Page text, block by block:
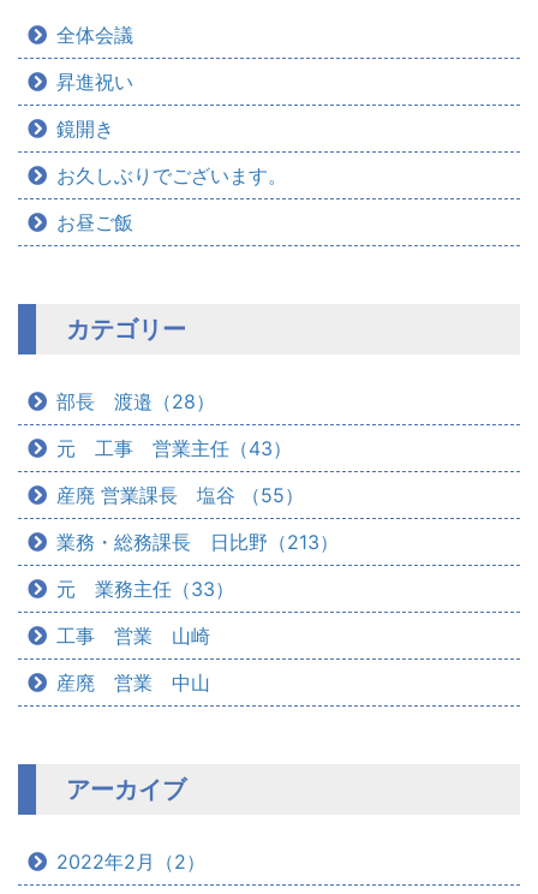
全体会議
昇進祝い
鏡開き
お久しぶりでございます。
お昼ご飯
カテゴリー
部長 渡邉（28）
元 工事 営業主任（43）
産廃 営業課長 塩谷 （55）
業務・総務課長 日比野（213）
元 業務主任（33）
工事 営業 山崎
産廃 営業 中山
アーカイブ
2022年2月（2）